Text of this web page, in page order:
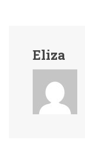
Eliza